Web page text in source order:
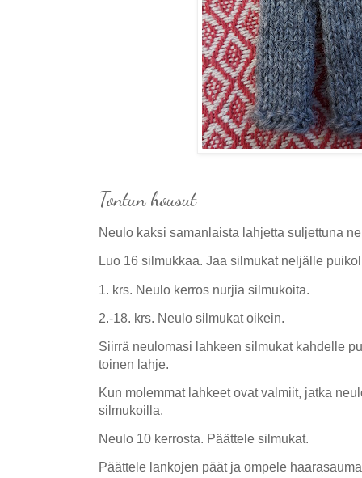
Tontun housut
Neulo kaksi samanlaista lahjetta suljettuna
Luo 16 silmukkaa. Jaa silmukat neljälle
1. krs. Neulo kerros nurjia silmukoita.
2.-18. krs. Neulo silmukat oikein.
Siirrä neulomasi lahkeen silmukat kahdelle
toinen lahje.
Kun molemmat lahkeet ovat valmiit, jatka
silmukoilla.
Neulo 10 kerrosta. Päättele silmukat.
Päättele lankojen päät ja ompele